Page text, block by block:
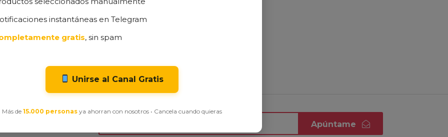
productos vistos recientemente
ninguno de nuestros productos en oferta
nuestra
Apúntame
instantáneas en Telegram
gratis, sin spam
Unirse al Canal Gratis
Más de 15.000 personas ya ahorran con nosotros • Cancela cuando quieras